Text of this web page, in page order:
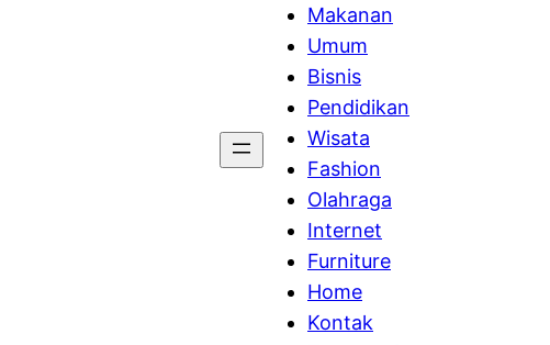
Makanan
Umum
Bisnis
Pendidikan
Wisata
Fashion
Olahraga
Internet
Furniture
Home
Kontak